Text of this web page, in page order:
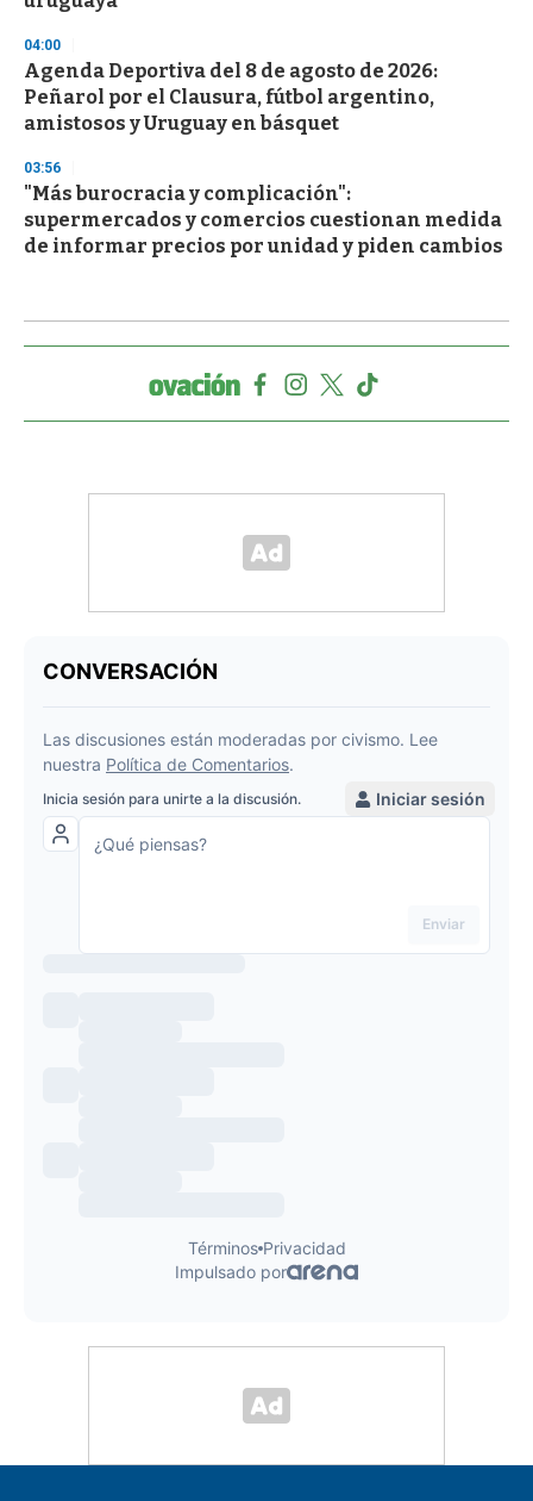
04:00
Agenda Deportiva del 8 de agosto de 2026:
Peñarol por el Clausura, fútbol argentino,
amistosos y Uruguay en básquet
03:56
"Más burocracia y complicación":
supermercados y comercios cuestionan medida
de informar precios por unidad y piden cambios